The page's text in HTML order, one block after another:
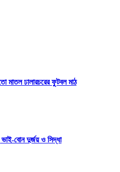
মাতল ঢালারচরের ফুটবল মাঠ
বোন দুর্জয় ও সিদ্ধা